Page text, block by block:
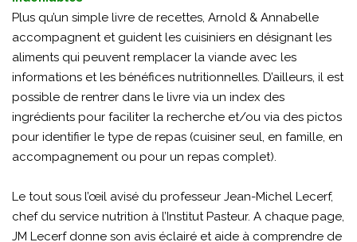
Plus qu’un simple livre de recettes, Arnold & Annabelle
accompagnent et guident les cuisiniers en désignant les
aliments qui peuvent remplacer la viande avec les
informations et les bénéfices nutritionnelles. D’ailleurs, il est
possible de rentrer dans le livre via un index des
ingrédients pour faciliter la recherche et/ou via des pictos
pour identifier le type de repas (cuisiner seul, en famille, en
accompagnement ou pour un repas complet).
Le tout sous l’œil avisé du professeur Jean-Michel Lecerf,
chef du service nutrition à l’Institut Pasteur. A chaque page,
JM Lecerf donne son avis éclairé et aide à comprendre de